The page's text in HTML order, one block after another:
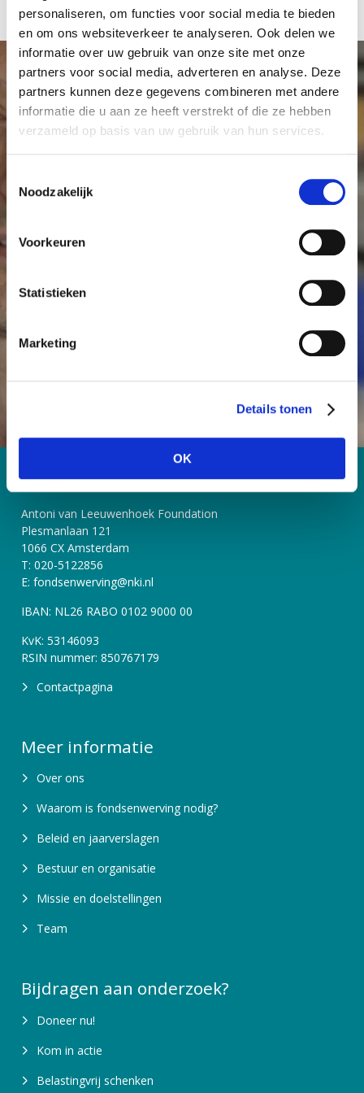
personaliseren, om functies voor social media te bieden
en om ons websiteverkeer te analyseren. Ook delen we
informatie over uw gebruik van onze site met onze
partners voor social media, adverteren en analyse. Deze
partners kunnen deze gegevens combineren met andere
informatie die u aan ze heeft verstrekt of die ze hebben
verzameld op basis van uw gebruik van hun services.
o
s
e
i
l
c
Noodzakelijk
Voorkeuren
Statistieken
Marketing
Details tonen
OK
Maak meer onderzoek
Elke donatie, klein of groot, is welkom en draagt
Leeuwenhoek. Met uw hulp kunnen we meer
kanker geen dodelijke ziekte meer hoeft te zijn.
Word Vriend
Contact
Antoni van Leeuwenhoek Foundation
Plesmanlaan 121
1066 CX Amsterdam
T: 020-5122856
E: fondsenwerving@nki.nl
IBAN: NL26 RABO 0102 9000 00
KvK: 53146093
RSIN nummer: 850767179
Contactpagina
Meer informatie
Over ons
Waarom is fondsenwerving nodig?
Beleid en jaarverslagen
Bestuur en organisatie
Missie en doelstellingen
Team
Bijdragen aan onderzoek?
Doneer nu!
Kom in actie
Belastingvrij schenken